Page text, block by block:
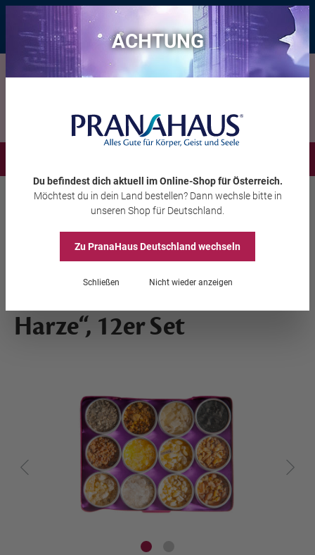
Bis zu 20 € Rabatt* mit dem Vorteils-Codeeintauchen , gültig bis
11.08.2026
Räuchern Räucherwerk
Räuchersortiment „Reine
Harze“, 12er Set
ACHTUNG
Du befindest dich aktuell im Online-Shopfür Österreich.
Möchtest du in dein Land bestellen? Dann wechsle bitte in
unseren Shop für Deutschland
Zu PranaHausDeutschland wechseln
Schließen Nicht wieder anzeigen